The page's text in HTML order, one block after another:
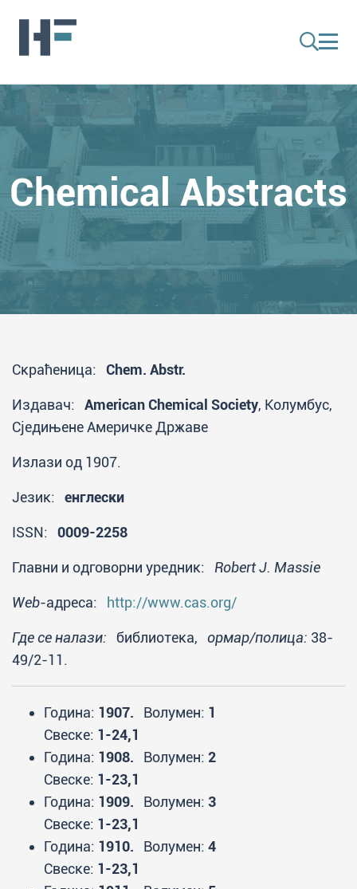
Chemical Abstracts
Скраћеница: Chem. Abstr.
Издавач: American Chemical Society, Колумбус,
Сједињене Америчке Државе
Излази од 1907.
Језик: енглески
ISSN: 0009-2258
Главни и одговорни уредник: Robert J. Massie
Web-адреса: http://www.cas.org/
Где се налази: библиотека, ормар/полица: 38-
49/2-11.
Година: 1907. Волумен: 1
Свеске: 1-24,1
Година: 1908. Волумен: 2
Свеске: 1-23,1
Година: 1909. Волумен: 3
Свеске: 1-23,1
Година: 1910. Волумен: 4
Свеске: 1-23,1